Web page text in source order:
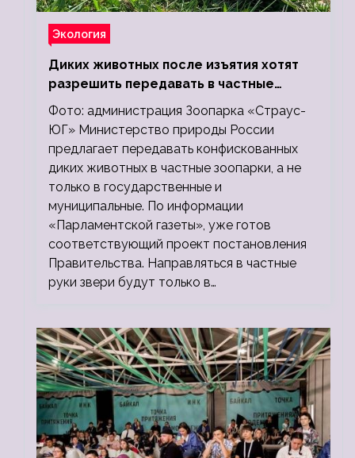
Экология
Диких животных после изъятия хотят
разрешить передавать в частные
зоопарки
Фото: администрация Зоопарка «Страус-
ЮГ» Министерство природы России
предлагает передавать конфискованных
диких животных в частные зоопарки, а не
только в государственные и
муниципальные. По информации
«Парламентской газеты», уже готов
соответствующий проект постановления
Правительства. Направляться в частные
руки звери будут только в…